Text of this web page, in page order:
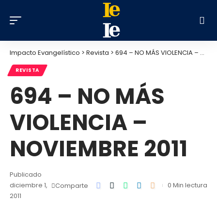
Impacto Evangelístico > Revista > 694 – NO MÁS VIOLENCIA – NOVIEMBRE 2011
REVISTA
694 – NO MÁS
VIOLENCIA –
NOVIEMBRE 2011
Publicado
diciembre 1,
2011
Comparte 0 Min lectura